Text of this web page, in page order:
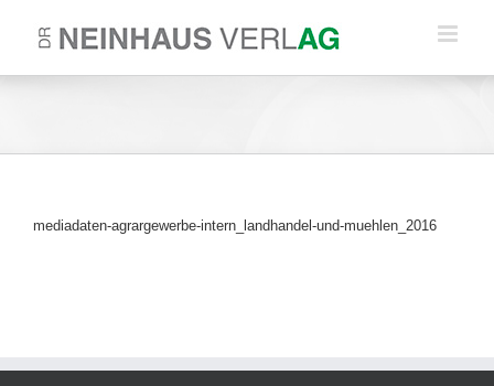
springen
mediadaten-agrargewerbe-intern_landhandel-und-muehlen_2016